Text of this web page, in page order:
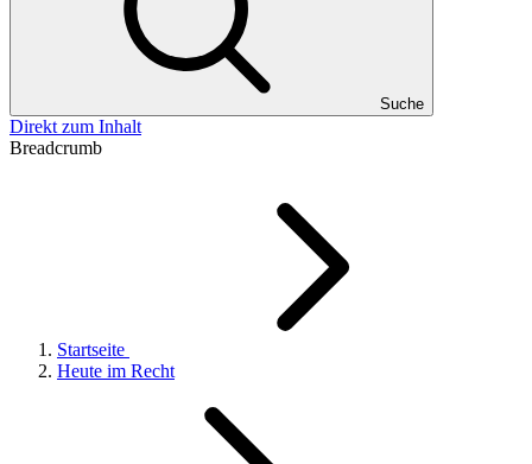
Suche
Direkt zum Inhalt
Breadcrumb
Startseite
Heute im Recht